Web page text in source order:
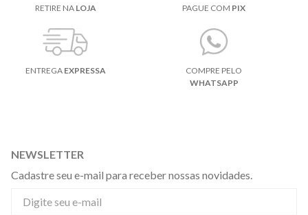
RETIRE NA LOJA PAGUE COM PIX
ENTREGA EXPRESSA
COMPRE PELO
WHATSAPP
NEWSLETTER
Cadastre seu e-mail para receber nossas novidades.